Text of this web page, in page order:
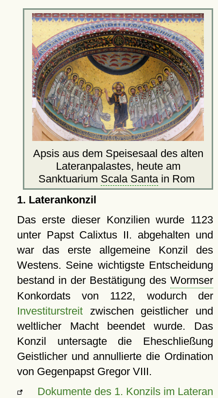
Apsis aus dem Speisesaal des alten
Lateranpalastes, heute am
Sanktuarium Scala Santa in Rom
1. Laterankonzil
Das erste dieser Konzilien wurde 1123
unter Papst Calixtus II. abgehalten und
war das erste allgemeine Konzil des
Westens. Seine wichtigste Entscheidung
bestand in der Bestätigung des Wormser
Konkordats von 1122, wodurch der
Investiturstreitzwischen geistlicher und
weltlicher Macht beendet wurde. Das
Konzil untersagte die Eheschließung
Geistlicher und annullierte die Ordination
von Gegenpapst Gregor VIII.
Dokumente des 1. Konzils im Lateran